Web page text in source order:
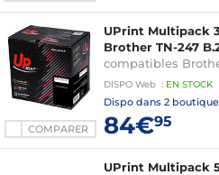
COMPARER
UPrint Multipack
Brother TN-247
compatibles
5%) Noir
DISPO Web : EN STOCK
Dispo dans 2
84€95
UPrint Multipack